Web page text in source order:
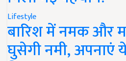
Lifestyle
बारिश में नमक और
घुसेगी नमी, अपनाएं